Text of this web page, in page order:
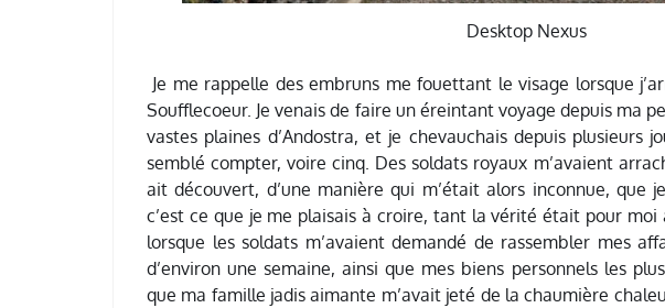
Desktop Nexus
Je me rappelle des embruns me fouettant le visage lorsque
Soufflecoeur. Je venais de faire un éreintant voyage depuis ma
vastes plaines d’Andostra, et je chevauchais depuis plusieurs
semblé compter, voire cinq. Des soldats royaux m’avaient
ait découvert, d’une manière qui m’était alors inconnue, que
c’est ce que je me plaisais à croire, tant la vérité était pour
lorsque les soldats m’avaient demandé de rassembler mes
d’environ une semaine, ainsi que mes biens personnels les
que ma famille jadis aimante m’avait jeté de la chaumière